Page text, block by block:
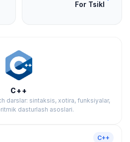
For Tsikl
C++
darslar: sintaksis, xotira, funksiyalar,
dasturlash asoslari.
C++